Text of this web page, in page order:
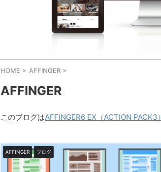
HOME > AFFINGER >
AFFINGER
このブログはAFFINGER6 EX（ACTION PACK3）
AFFINGER ブログ